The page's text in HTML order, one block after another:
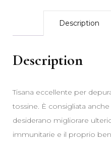
Description
Description
Tisana eccellente per
tossine. È consigliata
desiderano migliorare
immunitarie e il proprio